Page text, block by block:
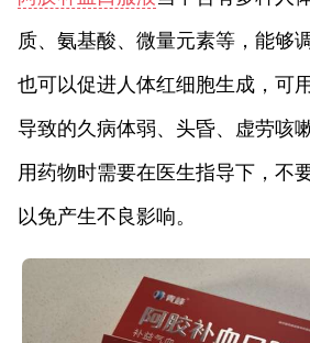
质、氨基酸、微量元素等，能够
也可以促进人体红细胞生成，可
导致的久病体弱、头昏、虚劳咳
用药物时需要在医生指导下，不
以免产生不良影响。